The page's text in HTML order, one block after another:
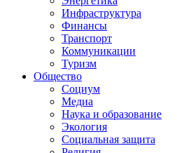
Инфраструктура
Финансы
Транспорт
Коммуникации
Туризм
Общество
Социум
Медиа
Наука и образование
Экология
Социальная защита